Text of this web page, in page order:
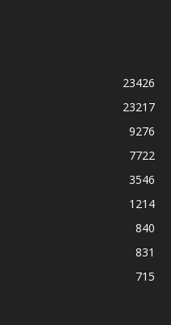
23426
23217
9276
7722
3546
1214
840
831
715